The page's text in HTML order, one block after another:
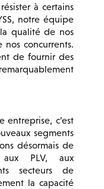
à certains
notre équipe
qualité de nos
nos concurrents.
de fournir des
entreprise, c’est
segments
désormais de
aux PLV, aux
secteurs de
la capacité